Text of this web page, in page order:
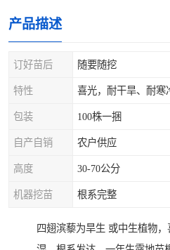
产品描述
订好苗后 随要随挖
特性 喜光，耐干旱、耐寒
包装 100株一捆
自产自销 农户供应
高度 30-70公分
机器挖苗 根系完整
四翅滨藜为旱生 或中生植物